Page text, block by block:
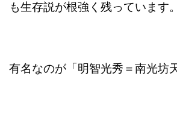
も生存説が根強く残っています。
有名なのが「明智光秀＝南光坊